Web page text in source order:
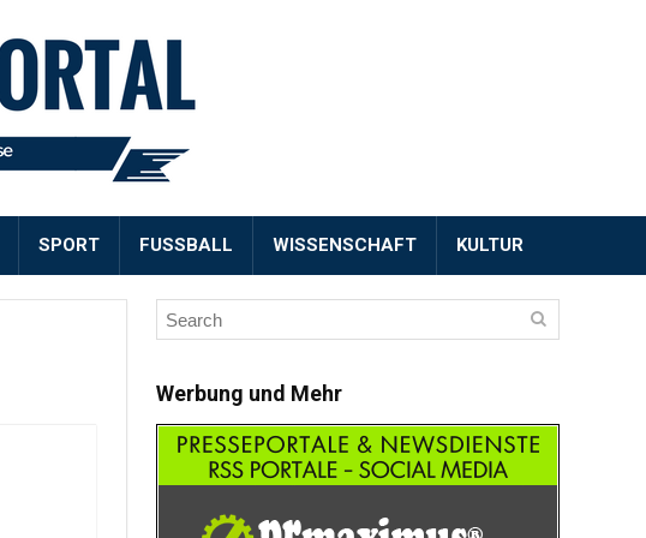
SPORT FUSSBALL WISSENSCHAFT KULTUR
Werbung und Mehr